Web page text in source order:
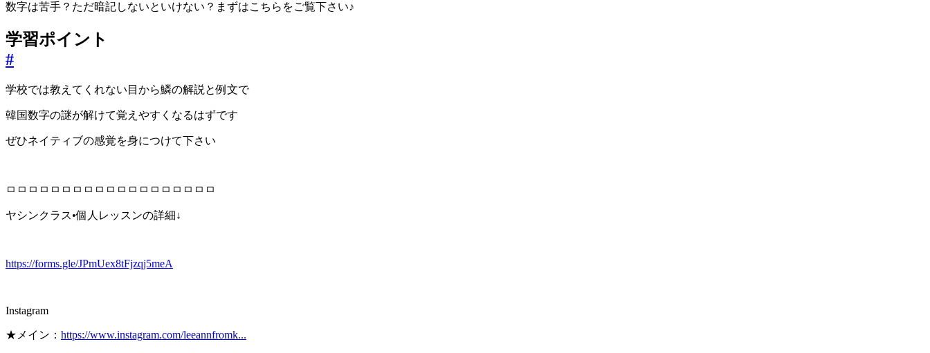
数字は苦手？ただ暗記しないといけない？まずはこちらをご覧下さい♪
学習ポイント
#
学校では教えてくれない目から鱗の解説と例文で
韓国数字の謎が解けて覚えやすくなるはずです
ぜひネイティブの感覚を身につけて下さい
ㅁㅁㅁㅁㅁㅁㅁㅁㅁㅁㅁㅁㅁㅁㅁㅁㅁㅁㅁ
ヤシンクラス•個人レッスンの詳細↓
https://forms.gle/JPmUex8tFjzqj5meA
Instagram
★メイン： https://www.instagram.com/leeannfromk...